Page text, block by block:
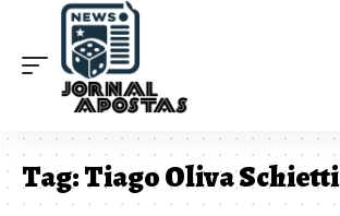
Tag:Tiago Oliva Schietti